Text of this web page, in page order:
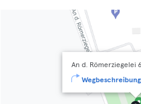
An d. Römerziegelei
Wegbeschreibung